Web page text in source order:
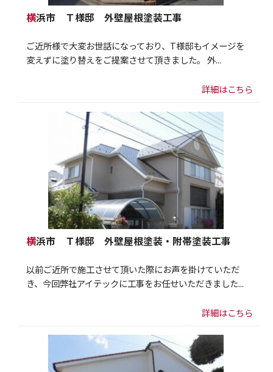
横浜市 Ｔ様邸 外壁屋根塗装工事
ご近所様で大変お世話になっており、T様邸もイメージを
変えずに塗り替えをご提案させて頂きました。 外...
詳細はこちら
横浜市 Ｔ様邸 外壁屋根塗装・附帯塗装工事
以前ご近所で施工させて頂いた際にお声を掛けていただ
き、今回弊社アイテックに工事をお任せいただきました...
詳細はこちら